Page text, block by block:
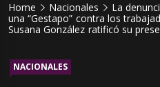
Home Nacionales
La
una “Gestapo” contra los
Susana González ratificó su
NACIONALES